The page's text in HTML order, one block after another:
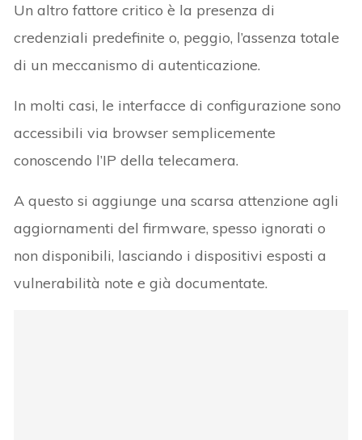
Un altro fattore critico è la presenza di
credenziali predefinite o, peggio, l’assenza totale
di un meccanismo di autenticazione.
In molti casi, le interfacce di configurazione sono
accessibili via browser semplicemente
conoscendo l’IP della telecamera.
A questo si aggiunge una scarsa attenzione agli
aggiornamenti del firmware, spesso ignorati o
non disponibili, lasciando i dispositivi esposti a
vulnerabilità note e già documentate.